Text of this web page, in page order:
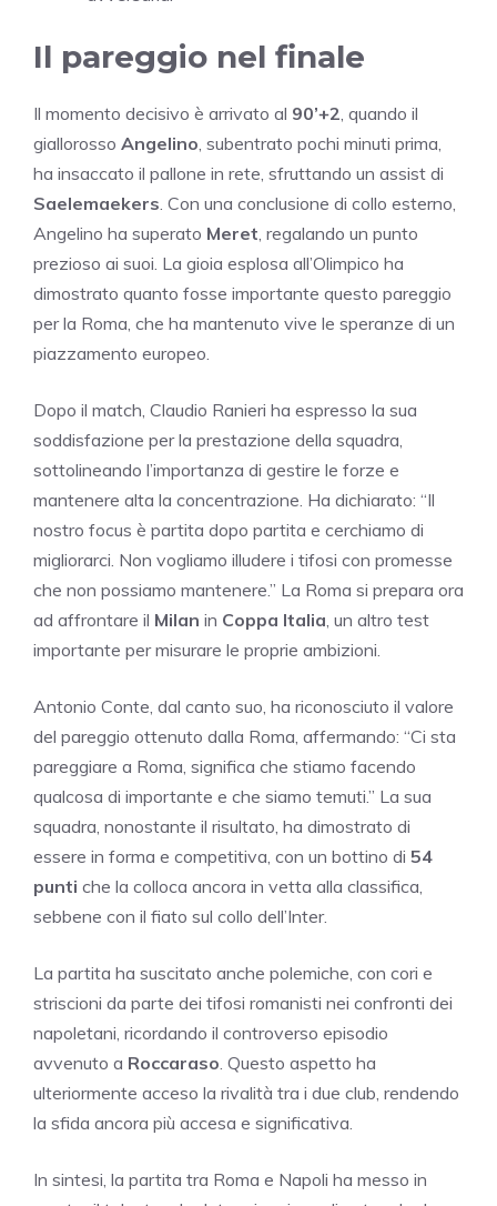
Il pareggio nel finale
Il momento decisivo è arrivato al 90’+2 , quando il
giallorosso Angelino , subentrato pochi minuti prima,
ha insaccato il pallone in rete, sfruttando un assist di
Saelemaekers . Con una conclusione di collo esterno,
Angelino ha superato Meret , regalando un punto
prezioso ai suoi. La gioia esplosa all’Olimpico ha
dimostrato quanto fosse importante questo pareggio
per la Roma, che ha mantenuto vive le speranze di un
piazzamento europeo.
Dopo il match, Claudio Ranieri ha espresso la sua
soddisfazione per la prestazione della squadra,
sottolineando l’importanza di gestire le forze e
mantenere alta la concentrazione. Ha dichiarato: “Il
nostro focus è partita dopo partita e cerchiamo di
migliorarci. Non vogliamo illudere i tifosi con promesse
che non possiamo mantenere.” La Roma si prepara ora
ad affrontare il Milan in Coppa Italia , un altro test
importante per misurare le proprie ambizioni.
Antonio Conte, dal canto suo, ha riconosciuto il valore
del pareggio ottenuto dalla Roma, affermando: “Ci sta
pareggiare a Roma, significa che stiamo facendo
qualcosa di importante e che siamo temuti.” La sua
squadra, nonostante il risultato, ha dimostrato di
essere in forma e competitiva, con un bottino di 54
punti che la colloca ancora in vetta alla classifica,
sebbene con il fiato sul collo dell’Inter.
La partita ha suscitato anche polemiche, con cori e
striscioni da parte dei tifosi romanisti nei confronti dei
napoletani, ricordando il controverso episodio
avvenuto a Roccaraso . Questo aspetto ha
ulteriormente acceso la rivalità tra i due club, rendendo
la sfida ancora più accesa e significativa.
In sintesi, la partita tra Roma e Napoli ha messo in